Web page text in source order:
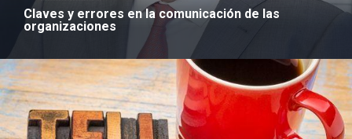
Claves y errores en la comunicación de las
organizaciones